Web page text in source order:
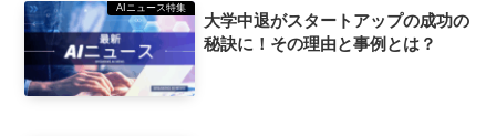
AIニュース特集
大学中退がスタートアップの成功の
秘訣に！その理由と事例とは？